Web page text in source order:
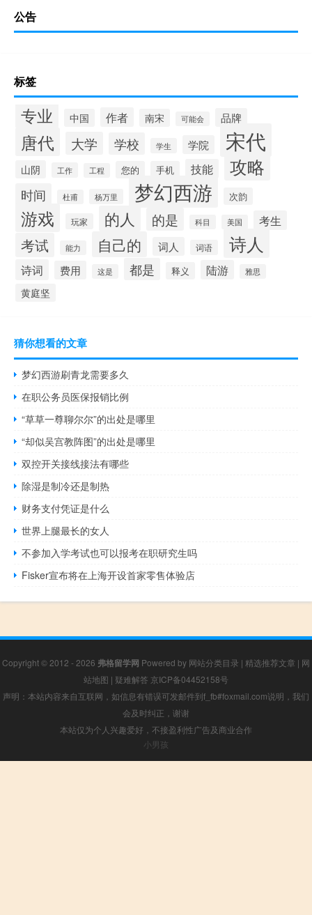
公告
标签
专业 中国 作者 南宋 可能会 品牌
唐代 大学 学校 学生 学院 宋代
山阴 工作 工程 您的 手机 技能 攻略
时间 杜甫 杨万里 梦幻西游 次韵
游戏 玩家 的人 的是 科目 美国 考生
考试 能力 自己的 词人 词语 诗人
诗词 费用 这是 都是 释义 陆游 雅思
黄庭坚
猜你想看的文章
梦幻西游刷青龙需要多久
在职公务员医保报销比例
“草草一尊聊尔尔”的出处是哪里
“却似吴宫教阵图”的出处是哪里
双控开关接线接法有哪些
除湿是制冷还是制热
财务支付凭证是什么
世界上腿最长的女人
不参加入学考试也可以报考在职研究生吗
Fisker宣布将在上海开设首家零售体验店
Copyright © 2012 - 2026 弗格留学网 Powered by 网站分类目录 | 精选推荐文章 | 网
站地图 | 疑难解答 京ICP备04452158号
声明：本站内容来自互联网，如信息有错误可发邮件到f_fb#foxmail.com说明，我们
会及时纠正，谢谢
本站仅为个人兴趣爱好，不接盈利性广告及商业合作
小男孩